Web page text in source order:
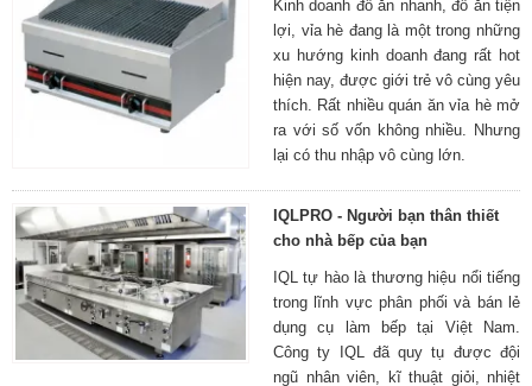
Kinh doanh đồ ăn nhanh, đồ ăn tiện
lợi, vỉa hè đang là một trong những
xu hướng kinh doanh đang rất hot
hiện nay, được giới trẻ vô cùng yêu
thích. Rất nhiều quán ăn vỉa hè mở
ra với số vốn không nhiều. Nhưng
lại có thu nhập vô cùng lớn.
IQLPRO - Người bạn thân thiết
cho nhà bếp của bạn
IQL tự hào là thương hiệu nổi tiếng
trong lĩnh vực phân phối và bán lẻ
dụng cụ làm bếp tại Việt Nam.
Công ty IQL đã quy tụ được đội
ngũ nhân viên, kĩ thuật giỏi, nhiệt